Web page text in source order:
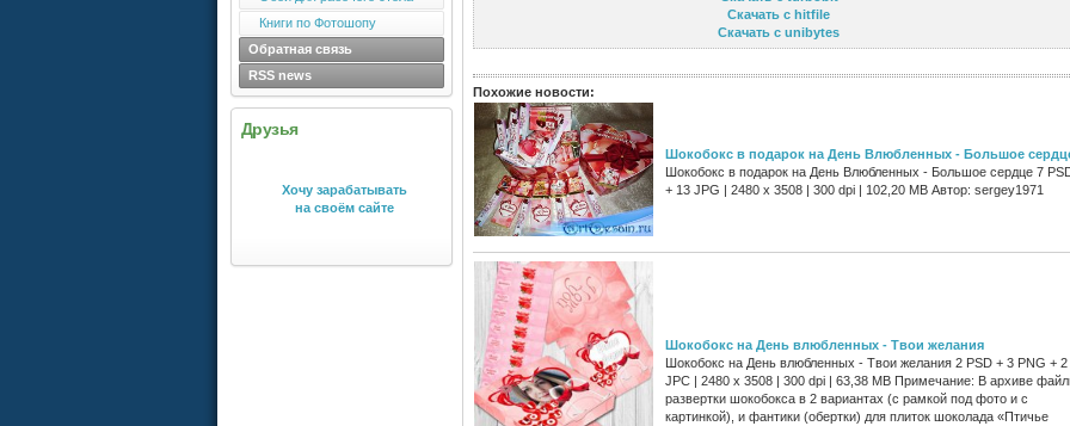
Книги по Фотошопу
Обратная связь
RSS news
Друзья
Хочу зарабатывать
на своём сайте
Скачать с hitfile
Скачать с unibytes
Похожие новости:
Шокобокс в подарок на День Влюбленных - Большое
Шокобокс в подарок на День Влюбленных - Большое сердце 7
+ 13 JPG | 2480 x 3508 | 300 dpi | 102,20 MB Автор: sergey1971
Шокобокс на День влюбленных - Твои желания
Шокобокс на День влюбленных - Твои желания 2 PSD + 3 PNG + 2
JPC | 2480 x 3508 | 300 dpi | 63,38 MB Примечание: В архиве
развертки шокобокса в 2 вариантах (с рамкой под фото и с
картинкой), и фантики (обертки) для плиток шоколада «Птичье